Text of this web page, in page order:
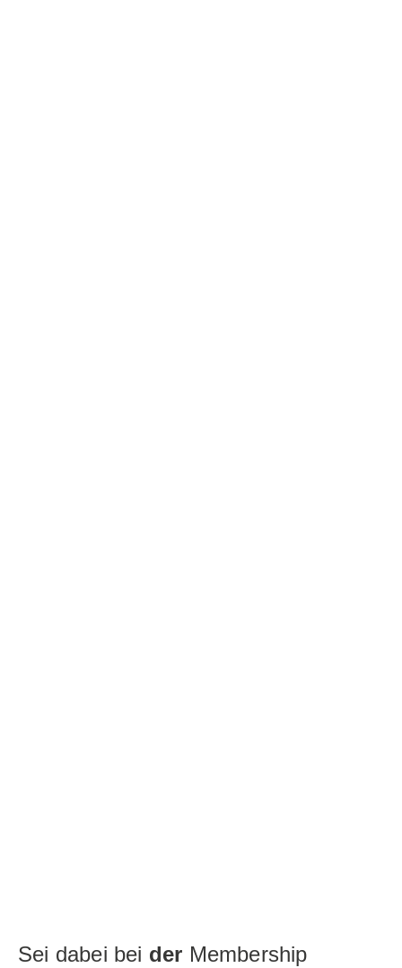
Sei dabei bei der Membership